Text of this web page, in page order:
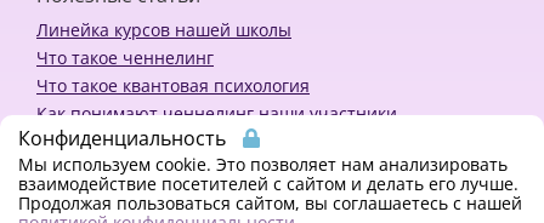
Линейка курсов нашей школы
Что такое ченнелинг
Что такое квантовая психология
Как понимают ченнелинг наши участники
Политика конфиденциальности
Конфиденциальность
Мы используем cookie. Это позволяет нам анализировать
взаимодействие посетителей с сайтом и делать его лучше.
Продолжая пользоваться сайтом, вы соглашаетесь с нашей